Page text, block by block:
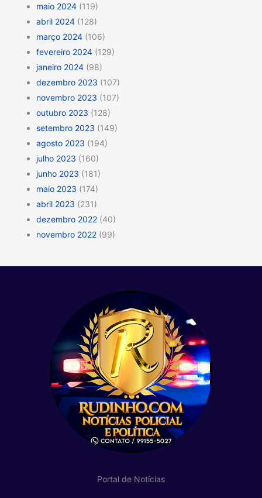
maio 2024 (119)
abril 2024 (128)
março 2024 (106)
fevereiro 2024 (129)
janeiro 2024 (98)
dezembro 2023 (107)
novembro 2023 (107)
outubro 2023 (128)
setembro 2023 (149)
agosto 2023 (194)
julho 2023 (160)
junho 2023 (181)
maio 2023 (174)
abril 2023 (231)
dezembro 2022 (40)
novembro 2022 (99)
Portal de Notícias